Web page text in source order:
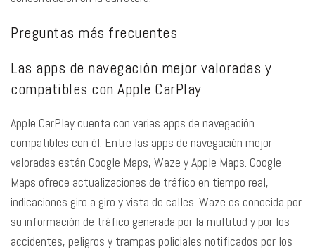
Preguntas más frecuentes
Las apps de navegación mejor valoradas y
compatibles con Apple CarPlay
Apple CarPlay cuenta con varias apps de navegación
compatibles con él. Entre las apps de navegación mejor
valoradas están Google Maps, Waze y Apple Maps. Google
Maps ofrece actualizaciones de tráfico en tiempo real,
indicaciones giro a giro y vista de calles. Waze es conocida por
su información de tráfico generada por la multitud y por los
accidentes, peligros y trampas policiales notificados por los